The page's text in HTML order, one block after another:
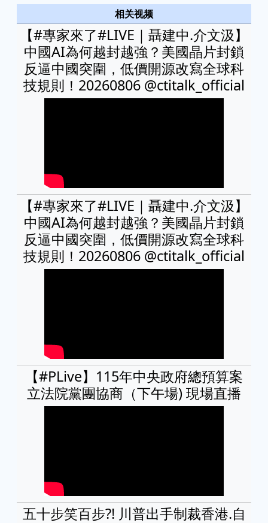
相关视频
【#專家來了#LIVE｜聶建中.介文汲】
中國AI為何越封越強？美國晶片封鎖
反逼中國突圍，低價開源改寫全球科
技規則！20260806 @ctitalk_official
【#專家來了#LIVE｜聶建中.介文汲】
中國AI為何越封越強？美國晶片封鎖
反逼中國突圍，低價開源改寫全球科
技規則！20260806 @ctitalk_official
【#PLive】115年中央政府總預算案
立法院黨團協商（下午場) 現場直播
五十步笑百步?! 川普出手制裁香港.自